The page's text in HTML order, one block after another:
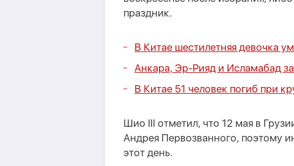
праздник.
В Китае шестилетняя девочка
Анкара, Эр-Рияд и Исламабад
В Китае 51 человек погиб при
Шио III отметил, что 12 мая в
Андрея Первозванного, поэтому
этот день.